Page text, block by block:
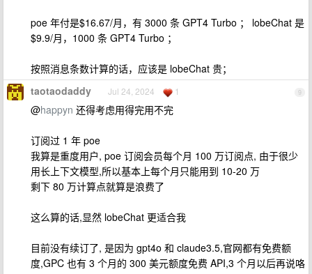
poe 年付是$16.67/月，有 3000 条 GPT4 Turbo ； lobeChat 是
$9.9/月，1000 条 GPT4 Turbo ；
按照消息条数计算的话，应该是 lobeChat 贵；
9
taotaodaddy Jul 24, 2024 1
@happyn 还得考虑用得完用不完
订阅过 1 年 poe
我算是重度用户, poe 订阅会员每个月 100 万订阅点, 由于很少
用长上下文模型,所以基本上每个月只能用到 10-20 万
剩下 80 万计算点就算是浪费了
这么算的话,显然 lobeChat 更适合我
目前没有续订了, 是因为 gpt4o 和 claude3.5,官网都有免费额
度,GPC 也有 3 个月的 300 美元额度免费 API,3 个月以后再说咯